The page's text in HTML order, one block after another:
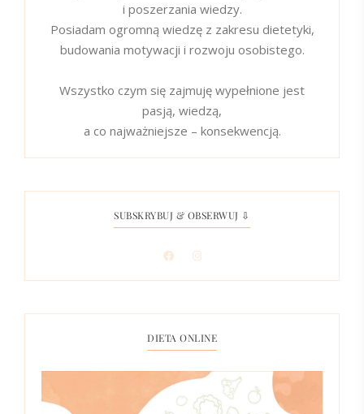
i poszerzania wiedzy.
Posiadam ogromną wiedzę z zakresu dietetyki,
budowania motywacji i rozwoju osobistego.
Wszystko czym się zajmuję wypełnione jest
pasją, wiedzą,
a co najważniejsze – konsekwencją.
SUBSKRYBUJ & OBSERWUJ ⇩
DIETA ONLINE